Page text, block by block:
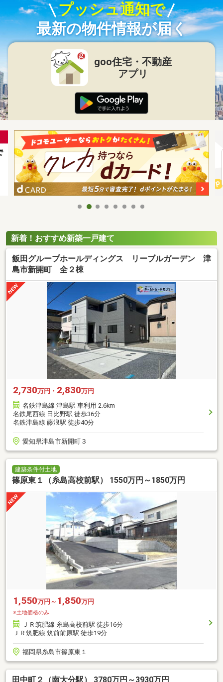
プッシュ通知で
最新の物件情報が届く
goo住宅・不動産
アプリ
新着！おすすめ新築一戸建て
飯田グループホールディングス リーブルガーデン 津
島市新開町 全２棟
2,730万円・ 2,830万円
名鉄津島線 津島駅 車利用 2.6km
名鉄尾西線 日比野駅 徒歩36分
名鉄津島線 藤浪駅 徒歩40分
愛知県津島市新開町３
建築条件付土地
篠原東１（糸島高校前駅） 1550万円～1850万円
1,550万円～ 1,850万円
※土地価格のみ
ＪＲ筑肥線 糸島高校前駅 徒歩16分
ＪＲ筑肥線 筑前前原駅 徒歩19分
福岡県糸島市篠原東１
田中町２（南大分駅） 3780万円～3930万円